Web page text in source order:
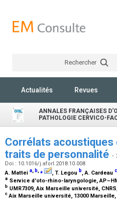
Rechercher
Actualités Revues
ANNALES FRANÇAISES
PATHOLOGIE CERVICO-
Corrélats
traits de personnalité -
Doi : 10.1016/j.aforl.2018.10.008
A. Mattei a, b,⁎ , T. Legou b, A. Cardeau c
a Service d'oto-rhino-laryngologie,
b UMR7309, Aix Marseille université,
c Aix Marseille université, 13000 Marseille,